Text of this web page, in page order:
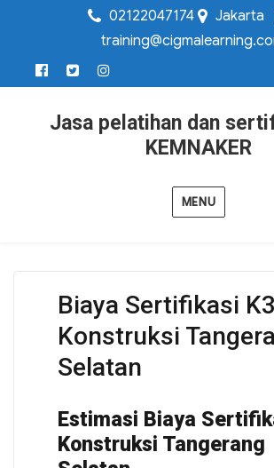
02122047174
Jakarta
Jasa pelatihan dan
KEMNAKER
MENU
Biaya Sertifikasi K3
Konstruksi
Selatan
Estimasi Biaya
Konstruksi Tangerang